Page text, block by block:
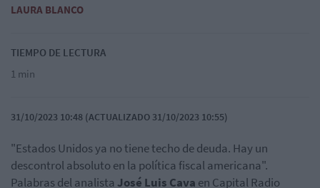
LAURA BLANCO
TIEMPO DE LECTURA
1 min
31/10/2023 10:48 (ACTUALIZADO 31/10/2023 10:55)
"Estados Unidos ya no tiene techo de deuda. Hay un
descontrol absoluto en la política fiscal americana".
Palabras del analista José Luis Cava en Capital Radio